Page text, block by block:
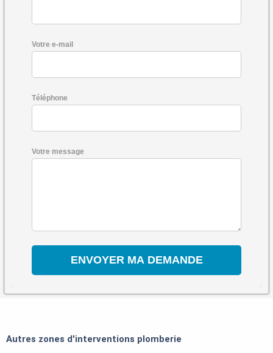
Votre e-mail
Téléphone
Votre message
Autres zones d'interventions plomberie